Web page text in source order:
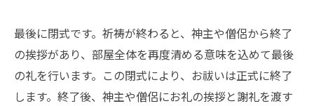
最後に閉式です。祈祷が終わると、神主や僧侶から終了
の挨拶があり、部屋全体を再度清める意味を込めて最後
の礼を行います。この閉式により、お祓いは正式に終了
します。終了後、神主や僧侶にお礼の挨拶と謝礼を渡す